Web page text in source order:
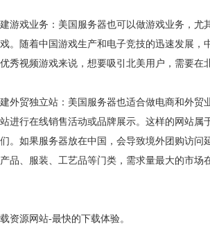
游戏业务：美国服务器也可以做游戏业务，尤
。随着中国游戏生产和电子竞技的迅速发展
秀视频游戏来说，想要吸引北美用户，需要
外贸独立站：美国服务器也适合做电商和外贸
进行在线销售活动或品牌展示。这样的网站
。如果服务器放在中国，会导致境外团购访
品、服装、工艺品等门类，需求量最大的市
资源网站-最快的下载体验。